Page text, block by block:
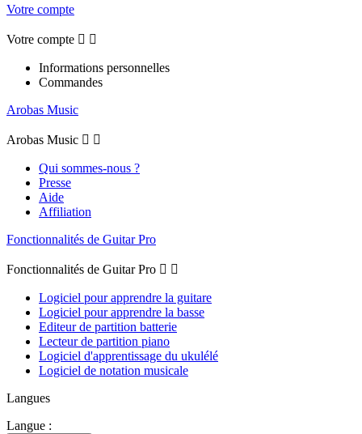
Votre compte
Votre compte  
Informations personnelles
Commandes
Arobas Music
Arobas Music  
Qui sommes-nous ?
Presse
Aide
Affiliation
Fonctionnalités de Guitar Pro
Fonctionnalités de Guitar Pro  
Logiciel pour apprendre la guitare
Logiciel pour apprendre la basse
Editeur de partition batterie
Lecteur de partition piano
Logiciel d'apprentissage du ukulélé
Logiciel de notation musicale
Langues
Langue :